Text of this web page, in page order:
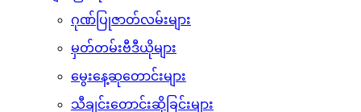
ဂုဏ်ပြုဇာတ်လမ်းများ
မှတ်တမ်းဗီဒီယိုများ
မွေးနေ့ဆုတောင်းများ
သီချင်းတောင်းဆိုခြင်းများ